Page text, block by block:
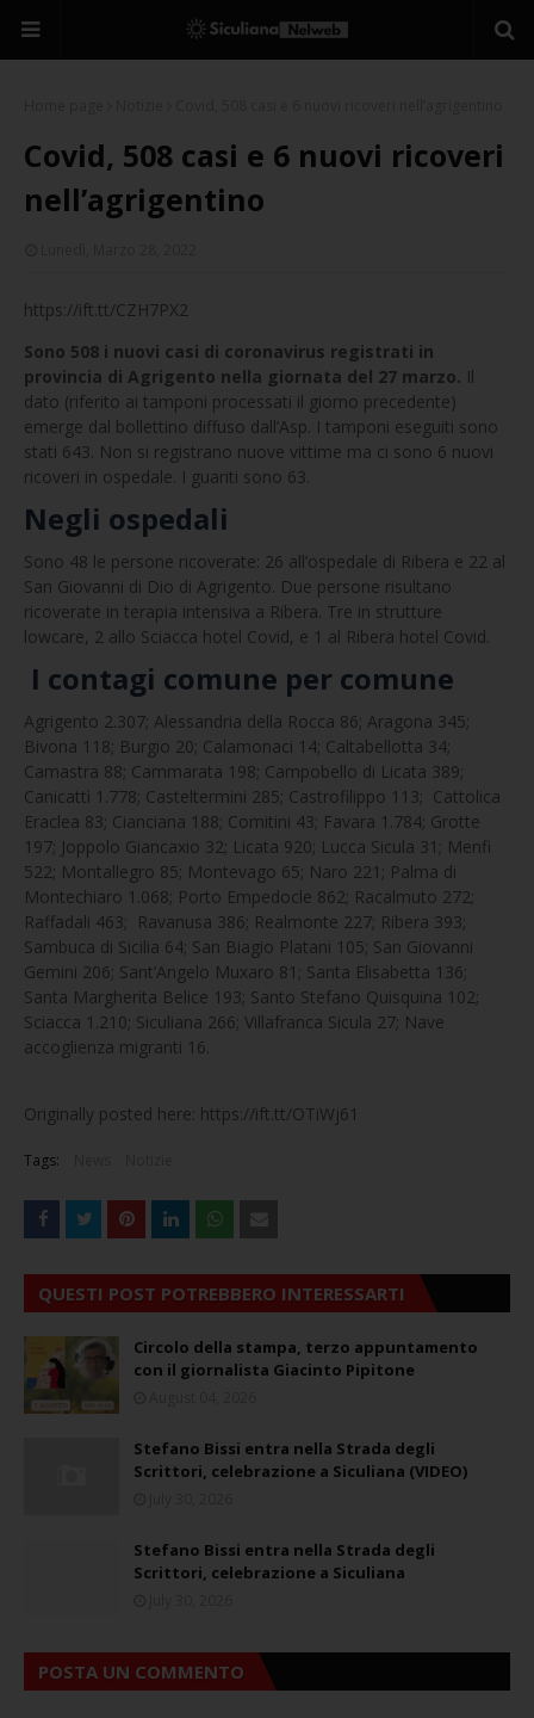
Covid, 508 casi e 6 nuovi ricoveri
nell’agrigentino
https://ift.tt/CZH7PX2
Sono 508 i nuovi casi di coronavirus registrati in
provincia di Agrigento nella giornata del 27 marzo. Il
dato (riferito ai tamponi processati il giorno precedente)
emerge dal bollettino diffuso dall’Asp. I tamponi eseguiti sono
stati 643. Non si registrano nuove vittime ma ci sono 6 nuovi
ricoveri in ospedale. I guariti sono 63.
Negli ospedali
Sono 48 le persone ricoverate: 26 all’ospedale di Ribera e 22 al
San Giovanni di Dio di Agrigento. Due persone risultano
ricoverate in terapia intensiva a Ribera. Tre in strutture
lowcare, 2 allo Sciacca hotel Covid, e 1 al Ribera hotel Covid.
I contagi comune per comune
Agrigento 2.307; Alessandria della Rocca 86; Aragona 345;
Bivona 118; Burgio 20; Calamonaci 14; Caltabellotta 34;
Camastra 88; Cammarata 198; Campobello di Licata 389;
Canicattì 1.778; Casteltermini 285; Castrofilippo 113; Cattolica
Eraclea 83; Cianciana 188; Comitini 43; Favara 1.784; Grotte
197; Joppolo Giancaxio 32; Licata 920; Lucca Sicula 31; Menfi
522; Montallegro 85; Montevago 65; Naro 221; Palma di
Montechiaro 1.068; Porto Empedocle 862; Racalmuto 272;
Raffadali 463; Ravanusa 386; Realmonte 227; Ribera 393;
Sambuca di Sicilia 64; San Biagio Platani 105; San Giovanni
Gemini 206; Sant’Angelo Muxaro 81; Santa Elisabetta 136;
Santa Margherita Belice 193; Santo Stefano Quisquina 102;
Sciacca 1.210; Siculiana 266; Villafranca Sicula 27; Nave
accoglienza migranti 16.
Originally posted here: https://ift.tt/OTiWj61
Tags:
QUESTI POST POTREBBERO INTERESSARTI
Circolo della stampa, terzo appuntamento
con il giornalista Giacinto Pipitone
Stefano Bissi entra nella Strada degli
Scrittori, celebrazione a Siculiana (VIDEO)
Stefano Bissi entra nella Strada degli
Scrittori, celebrazione a Siculiana
POSTA UN COMMENTO